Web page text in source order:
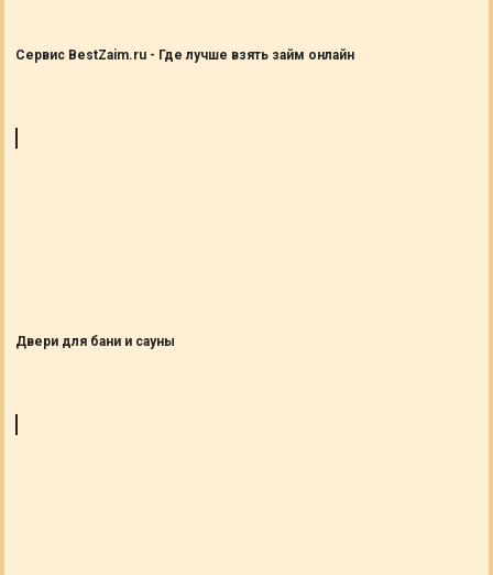
Сервис BestZaim.ru - Где лучше взять займ онлайн
Двери для бани и сауны